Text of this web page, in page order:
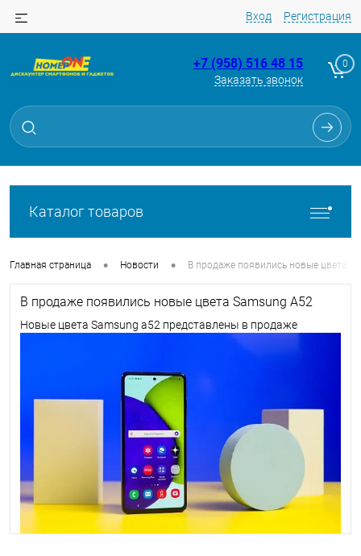
Вход Регистрация
+7 (958) 516 48 15
Заказать звонок
0
Каталог товаров
Главная страница • Новости • В продаже появились новые цвета
В продаже появились новые цвета Samsung A52
Новые цвета Samsung a52 представлены в продаже